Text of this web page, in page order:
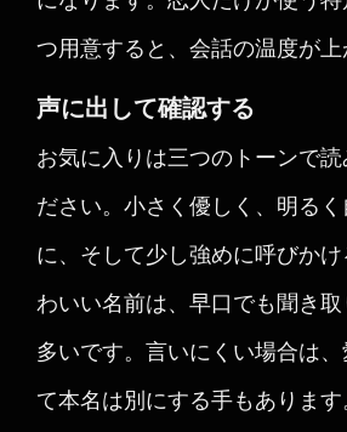
つ用意すると、会話の温度が上
声に出して確認する
お気に入りは三つのトーンで読
ださい。小さく優しく、明る
に、そして少し強めに呼びか
わいい名前は、早口でも聞き
多いです。言いにくい場合は
て本名は別にする手もありま